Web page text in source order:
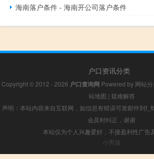
海南落户条件 - 海南开公司落户条件
户口资讯分类
Copyright © 2012 - 2026 户口查询网 Powered by 网站
站地图 | 疑难解答
声明：本站内容来自互联网，如信息有错误可发邮件到
会及时纠正，谢谢
本站仅为个人兴趣爱好，不接盈利性广告
小男孩